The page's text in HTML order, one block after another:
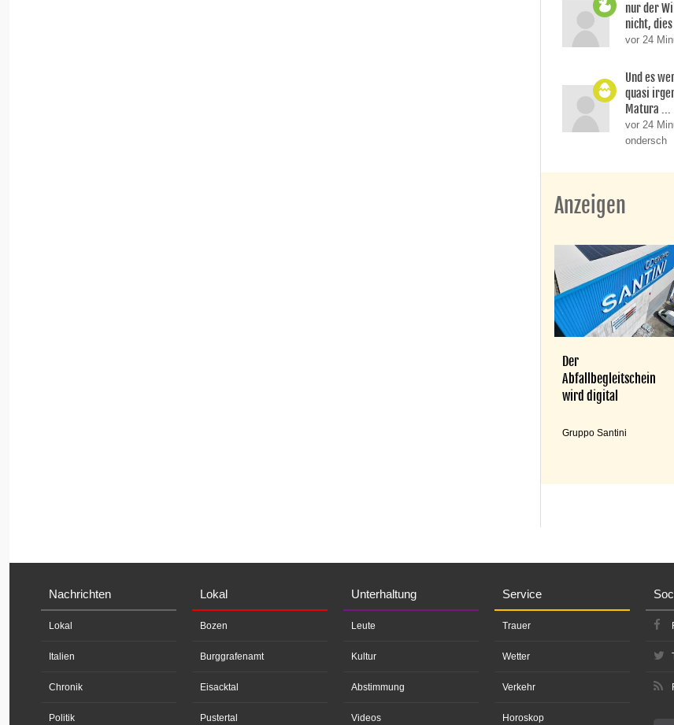
nur der
nicht,
vor 24
Und es
quasi
Matura ...
vor 24
ondersch
Anzeigen
Der
Abfallbegleitschein
wird digital
Gruppo Santini
Nachrichten
Lokal
Italien
Chronik
Politik
Lokal
Bozen
Burggrafenamt
Eisacktal
Pustertal
Unterhaltung
Leute
Kultur
Abstimmung
Videos
Service
Trauer
Wetter
Verkehr
Horoskop